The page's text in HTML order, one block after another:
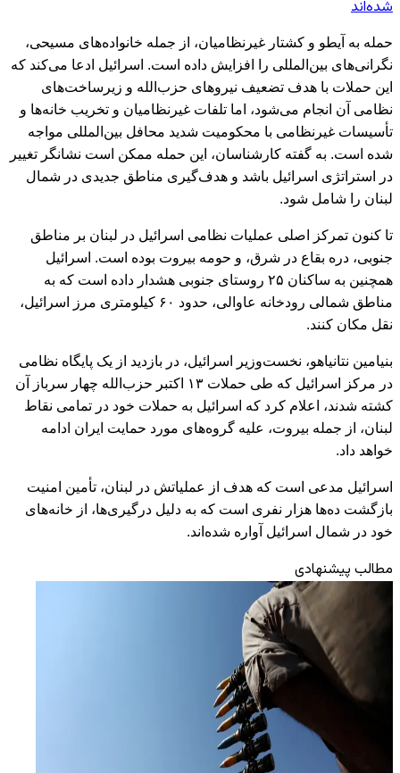
شده‌اند
حمله به آیطو و کشتار غیرنظامیان، از جمله خانواده‌های مسیحی،
نگرانی‌های بین‌المللی را افزایش داده است. اسرائیل ادعا می‌کند که
این حملات با هدف تضعیف نیروهای حزب‌الله و زیرساخت‌های
نظامی آن انجام می‌شود، اما تلفات غیرنظامیان و تخریب خانه‌ها و
تأسیسات غیرنظامی با محکومیت شدید محافل بین‌المللی مواجه
شده است. به گفته کارشناسان، این حمله ممکن است نشانگر تغییر
در استراتژی اسرائیل باشد و هدف‌گیری مناطق جدیدی در شمال
لبنان را شامل شود.
تا کنون تمرکز اصلی عملیات نظامی اسرائیل در لبنان بر مناطق
جنوبی، دره بقاع در شرق، و حومه بیروت بوده است. اسرائیل
همچنین به ساکنان ۲۵ روستای جنوبی هشدار داده است که به
مناطق شمالی رودخانه عاوالی، حدود ۶۰ کیلومتری مرز اسرائیل،
نقل مکان کنند.
بنیامین نتانیاهو، نخست‌وزیر اسرائیل، در بازدید از یک پایگاه نظامی
در مرکز اسرائیل که طی حملات ۱۳ اکتبر حزب‌الله چهار سرباز آن
کشته شدند، اعلام کرد که اسرائیل به حملات خود در تمامی نقاط
لبنان، از جمله بیروت، علیه گروه‌های مورد حمایت ایران ادامه
خواهد داد.
اسرائیل مدعی است که هدف از عملیاتش در لبنان، تأمین امنیت
بازگشت ده‌ها هزار نفری است که به دلیل درگیری‌ها، از خانه‌های
خود در شمال اسرائیل آواره شده‌اند.
مطالب پیشنهادی